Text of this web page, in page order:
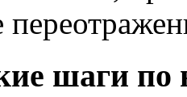
шаги по